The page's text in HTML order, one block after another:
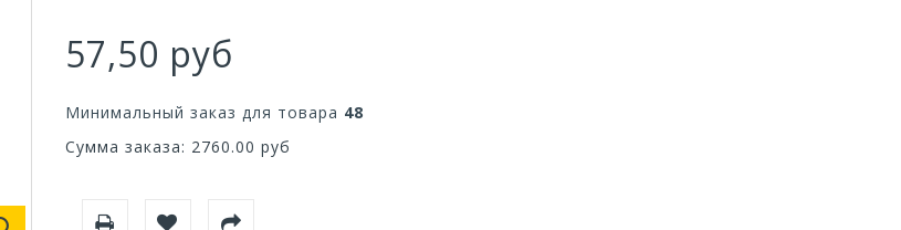
57,50 руб
Минимальный заказ для товара 48
Сумма заказа: 2760.00 руб